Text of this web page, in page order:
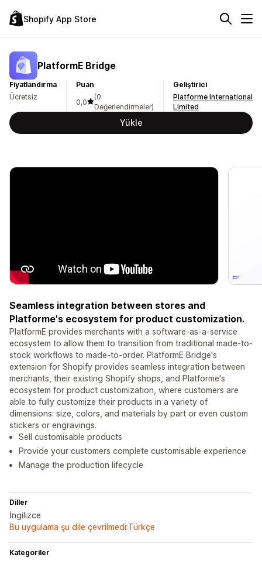
Shopify App Store
PlatformE Bridge
Fiyatlandırma
Ücretsiz
Puan
0,0
(0
Değerlendirmeler)
Geliştirici
Platforme International
Limited
Yükle
Seamless integration between stores and
Platforme's ecosystem for product customization.
PlatformE provides merchants with a software-as-a-service
ecosystem to allow them to transition from traditional made-to-
stock workflows to made-to-order. PlatformE Bridge's
extension for Shopify provides seamless integration between
merchants, their existing Shopify shops, and Platforme's
ecosystem for product customization, where customers are
able to fully customize their products in a variety of
dimensions: size, colors, and materials by part or even custom
stickers or engravings.
Sell customisable products
Provide your customers complete customisable experience
Manage the production lifecycle
Diller
İngilizce
Bu uygulama şu dile çevrilmedi:Türkçe
Kategoriler